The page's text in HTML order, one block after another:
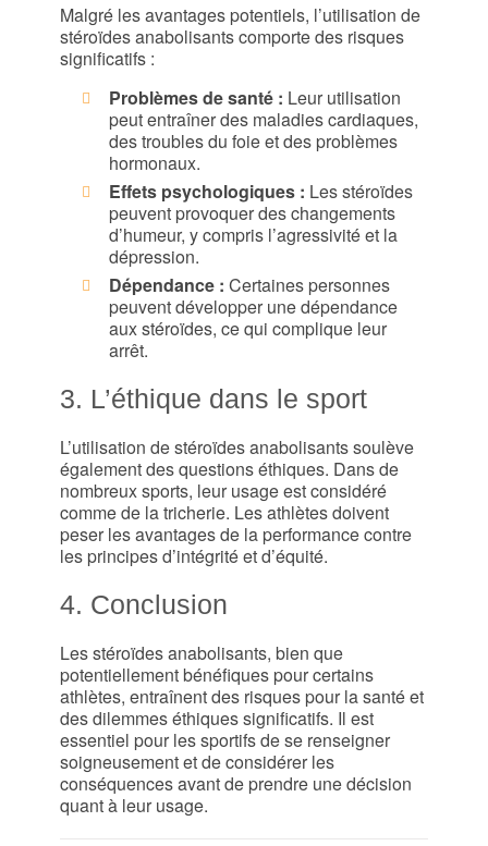
Malgré les avantages potentiels, l’utilisation de
stéroïdes anabolisants comporte des risques
significatifs :
Problèmes de santé : Leur utilisation
peut entraîner des maladies cardiaques,
des troubles du foie et des problèmes
hormonaux.
Effets psychologiques : Les stéroïdes
peuvent provoquer des changements
d’humeur, y compris l’agressivité et la
dépression.
Dépendance : Certaines personnes
peuvent développer une dépendance
aux stéroïdes, ce qui complique leur
arrêt.
3. L’éthique dans le sport
L’utilisation de stéroïdes anabolisants soulève
également des questions éthiques. Dans de
nombreux sports, leur usage est considéré
comme de la tricherie. Les athlètes doivent
peser les avantages de la performance contre
les principes d’intégrité et d’équité.
4. Conclusion
Les stéroïdes anabolisants, bien que
potentiellement bénéfiques pour certains
athlètes, entraînent des risques pour la santé et
des dilemmes éthiques significatifs. Il est
essentiel pour les sportifs de se renseigner
soigneusement et de considérer les
conséquences avant de prendre une décision
quant à leur usage.